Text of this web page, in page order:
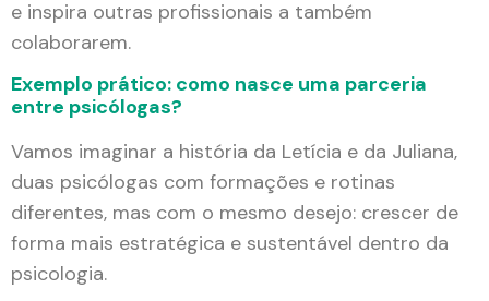
e inspira outras profissionais a também
colaborarem.
Exemplo prático: como nasce uma parceria
entre psicólogas?
Vamos imaginar a história da Letícia e da Juliana,
duas psicólogas com formações e rotinas
diferentes, mas com o mesmo desejo: crescer de
forma mais estratégica e sustentável dentro da
psicologia.